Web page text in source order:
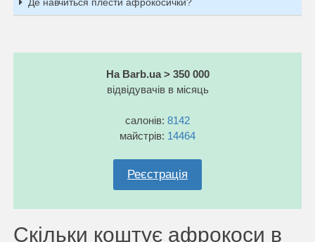
На Barb.ua > 350 000
відвідувачів в місяць
салонів: 8142
майстрів: 14464
Реєстрація
Скільки коштує афрокоси в